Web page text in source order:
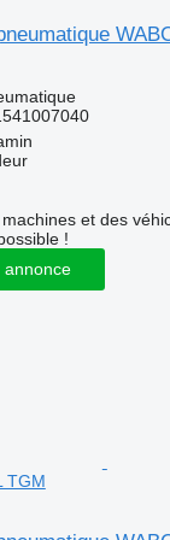
et des
!
annonce
TGM